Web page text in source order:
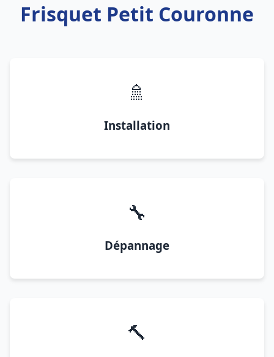
Frisquet Petit Couronne
🚿
Installation
🔧
Dépannage
🔨